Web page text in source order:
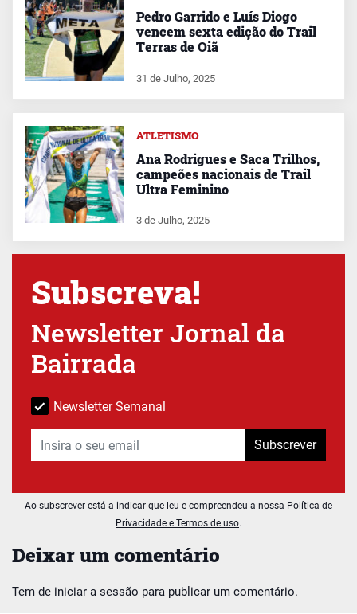
Deixar um comentário
Tem de iniciar a sessão para publicar um comentário.
Pedro Garrido e Luís Diogo
vencem sexta edição do Trail
Terras de Oiã
31 de Julho, 2025
ATLETISMO
Ana Rodrigues e Saca Trilhos,
campeões nacionais de Trail
Ultra Feminino
3 de Julho, 2025
Subscreva!
Newsletter Jornal da
Bairrada
Newsletter Semanal
Subscrever
Ao subscrever está a indicar que leu e compreendeu a nossa Política de
Privacidade e Termos de uso.